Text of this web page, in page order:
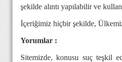
şekilde alıntı yapılabilir ve
İçeriğimiz hiçbir şekilde,
Yorumlar :
Sitemizde, konusu suç teşkil